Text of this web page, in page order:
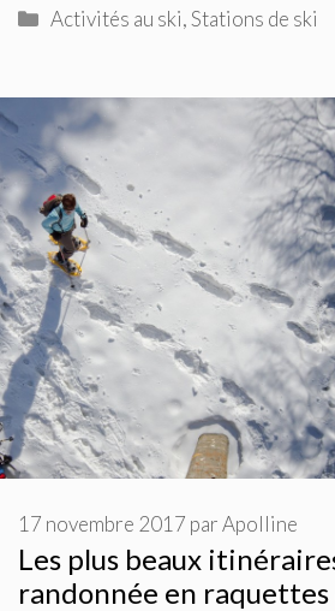
Catégories
Activités au ski,Stations de ski
Les plus beaux
randonnée en raquettes
17 novembre 2017 parApolline